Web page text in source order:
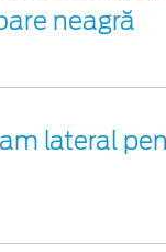
neagră
lateral